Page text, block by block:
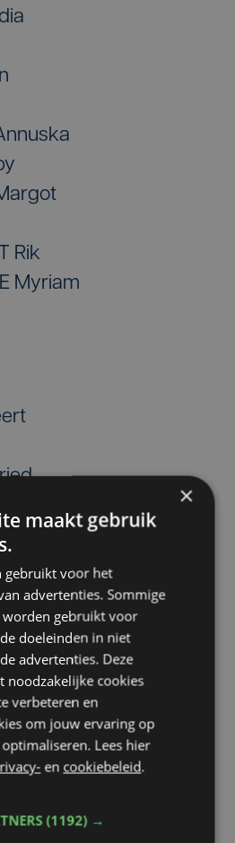
Rik
Myriam
Danielle
Sigrid
Ellen
Heidi
×
maakt gebruik
gebruikt voor het
advertenties. Sommige
worden gebruikt voor
doeleinden in niet
advertenties. Deze
noodzakelijke cookies
verbeteren en
om jouw ervaring op
Lees hier
en cookiebeleid.
(1192) →